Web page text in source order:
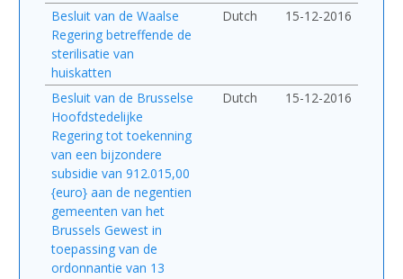
Besluit van de Waalse
Regering betreffende de
sterilisatie van
huiskatten
Dutch 15-12-2016
Besluit van de Brusselse
Hoofdstedelijke
Regering tot toekenning
van een bijzondere
subsidie van 912.015,00
{euro} aan de negentien
gemeenten van het
Brussels Gewest in
toepassing van de
ordonnantie van 13
Dutch 15-12-2016